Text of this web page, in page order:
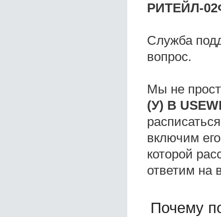
РИТЕЙЛ-
Служба
вопрос.
Мы не
(У) B
включим
которой
ответим на
Почему